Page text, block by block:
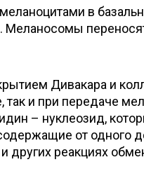
в
Дивакара и
так и при передаче
– нуклеозид,
от одного
других реакциях